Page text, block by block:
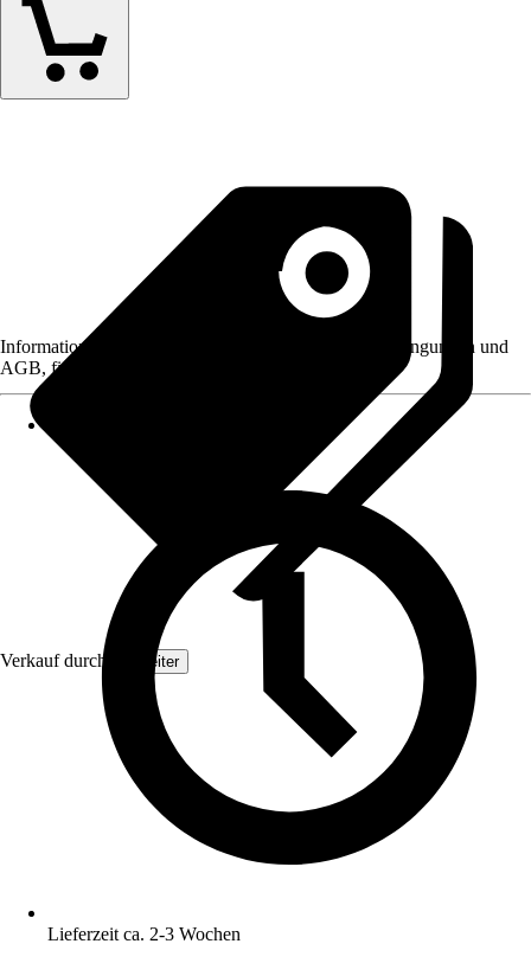
Verkauf durch: Topleiter
Informationen des Verkäufers, wie z. B. Rückgabebedingungen und
AGB, finden Sie bei Klick auf den Verkäufernamen.
Lieferzeit ca. 2-3 Wochen